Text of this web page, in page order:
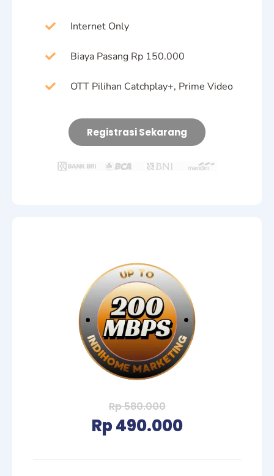
Internet Only
Biaya Pasang Rp 150.000
OTT Pilihan Catchplay+, Prime Video
Registrasi Sekarang
Rp 580.000
Rp 490.000